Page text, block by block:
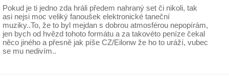
Pokud je ti jedno zda hráli předem nahraný set či nikoli, tak
asi nejsi moc veliký fanoušek elektronické taneční
muziky..To, že to byl mejdan s dobrou atmosférou nepopírám,
jen bych od hvězd tohoto formátu a za takovéto peníze čekal
něco jiného a přesně jak píše CZ/Eilonw že ho to uráží, vubec
se mu nedivím..